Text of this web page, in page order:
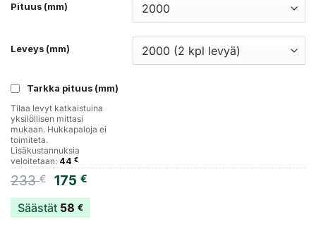
Pituus (mm)
Leveys (mm)
Tarkka pituus (mm)
Tilaa levyt katkaistuina
yksilöllisen mittasi
mukaan. Hukkapaloja ei
toimiteta.
Lisäkustannuksia
veloitetaan: 44 €
233€ Alkuperäinen
oli:
233 €.
175 €Nykyinen
175 €.
Säästät 58 €